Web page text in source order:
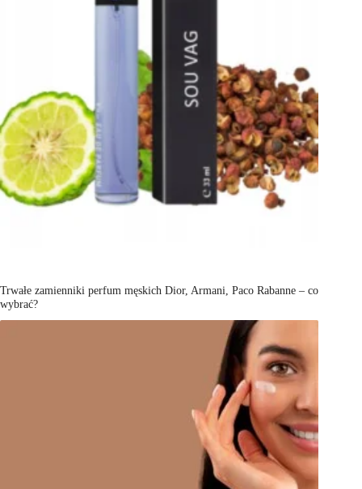
Trwałe zamienniki perfum męskich Dior, Armani, Paco Rabanne – co
wybrać?